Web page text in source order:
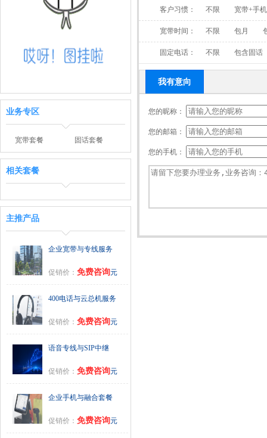
业务专区
宽带套餐 固话套餐
相关套餐
主推产品
企业宽带与专线服务
促销价： 免费咨询元
400电话与云总机服务
促销价： 免费咨询元
语音专线与SIP中继
促销价： 免费咨询元
企业手机与融合套餐
促销价： 免费咨询元
客户习惯： 不限 宽带+手
宽带时间： 不限 包月
固定电话： 不限 包含固话
我有意向
您的昵称：
您的邮箱：
您的手机：